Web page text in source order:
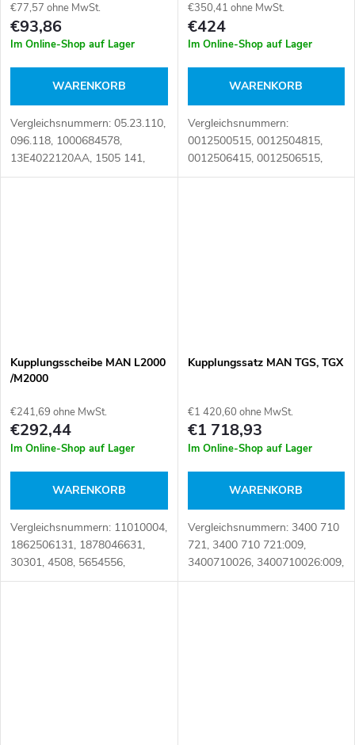
€77,57 ohne MwSt.
€93,86
Im Online-Shop auf Lager
WARENKORB
Vergleichsnummern: 05.23.110,
096.118, 1000684578,
13E4022120AA, 1505 141,
1505141, 1518255,
€350,41 ohne MwSt.
€424
Im Online-Shop auf Lager
WARENKORB
Vergleichsnummern:
0012500515, 0012504815,
0012506415, 0012506515,
0012507915, 0012508615,
Kupplungsscheibe MAN L2000
/M2000
€241,69 ohne MwSt.
€292,44
Im Online-Shop auf Lager
WARENKORB
Vergleichsnummern: 11010004,
1862506131, 1878046631,
30301, 4508, 5654556,
81.30301.0378, 81.30301.0433,
Kupplungssatz MAN TGS, TGX
€1 420,60 ohne MwSt.
€1 718,93
Im Online-Shop auf Lager
WARENKORB
Vergleichsnummern: 3400 710
721, 3400 710 721:009,
3400710026, 3400710026:009,
3400710026:809,